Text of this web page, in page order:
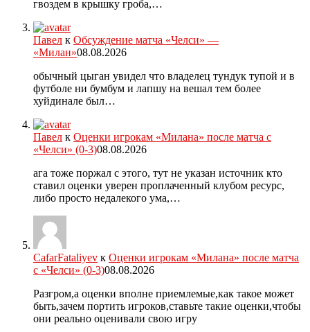
гвоздем в крышку гроба,…
Павел к Обсуждение матча «Челси» —
«Милан»08.08.2026
обычный цыган увидел что владелец тундук тупой и в
футболе ни бумбум и лапшу на вешал тем более
хуйдинале был…
Павел к Оценки игрокам «Милана» после матча с
«Челси» (0-3)08.08.2026
ага тоже поржал с этого, тут не указан источник кто
ставил оценки уверен проплаченный клубом ресурс,
либо просто недалекого ума,…
CafarFataliyev к Оценки игрокам «Милана» после матча
с «Челси» (0-3)08.08.2026
Разгром,а оценки вполне приемлемые,как такое может
быть,зачем портить игроков,ставьте такие оценки,чтобы
они реально оценивали свою игру